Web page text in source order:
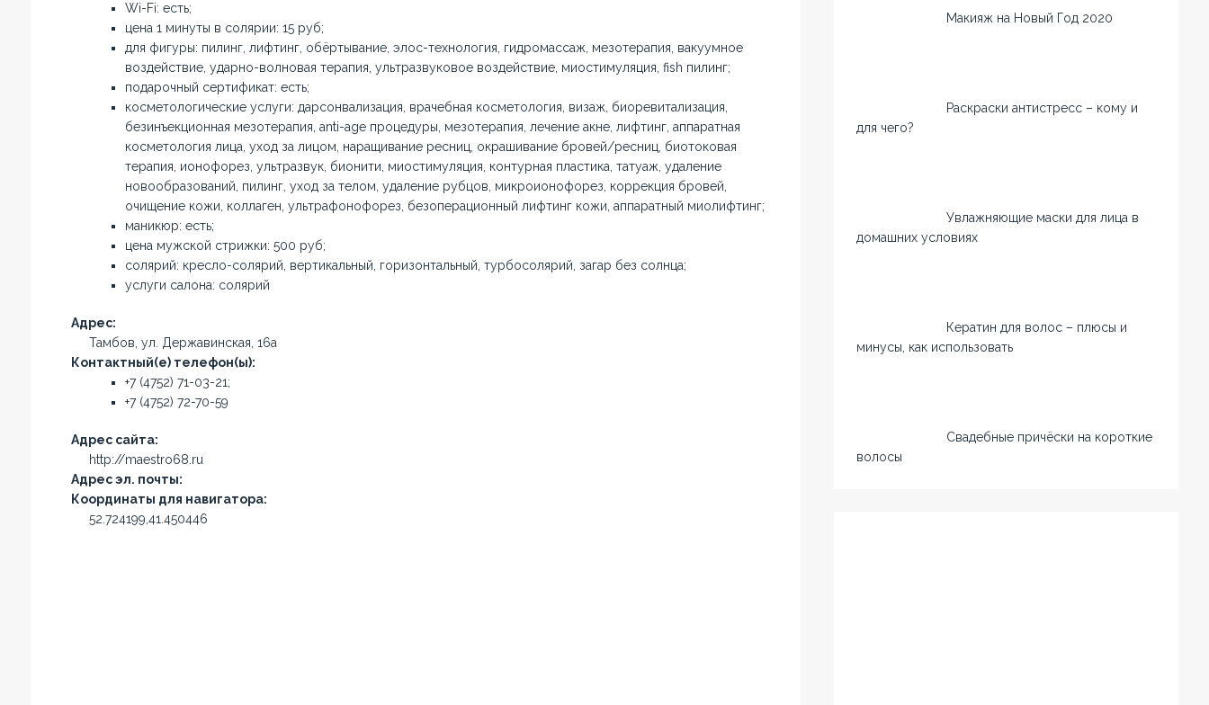
Wi-Fi: есть;
цена 1 минуты в солярии: 15 руб;
для фигуры: пилинг, лифтинг, обёртывание, элос-технология, гидромассаж, мезотерапия, вакуумное
воздействие, ударно-волновая терапия, ультразвуковое воздействие, миостимуляция, fish пилинг;
подарочный сертификат: есть;
косметологические услуги: дарсонвализация, врачебная косметология, визаж, биоревитализация,
безинъекционная мезотерапия, anti-age процедуры, мезотерапия, лечение акне, лифтинг, аппаратная
косметология лица, уход за лицом, наращивание ресниц, окрашивание бровей/ресниц, биотоковая
терапия, ионофорез, ультразвук, бионити, миостимуляция, контурная пластика, татуаж, удаление
новообразований, пилинг, уход за телом, удаление рубцов, микроионофорез, коррекция бровей,
очищение кожи, коллаген, ультрафонофорез, безоперационный лифтинг кожи, аппаратный миолифтинг;
маникюр: есть;
цена мужской стрижки: 500 руб;
солярий: кресло-солярий, вертикальный, горизонтальный, турбосолярий, загар без солнца;
услуги салона: солярий
Адрес:
Тамбов, ул. Державинская, 16а
Контактный(е) телефон(ы):
+7 (4752) 71-03-21;
+7 (4752) 72-70-59
Адрес сайта:
http://maestro68.ru
Адрес эл. почты:
Координаты для навигатора:
52.724199,41.450446
Макияж на Новый Год 2020
Раскраски антистресс – кому и
для чего?
Увлажняющие маски для лица в
домашних условиях
Кератин для волос – плюсы и
минусы, как использовать
Свадебные причёски на короткие
волосы